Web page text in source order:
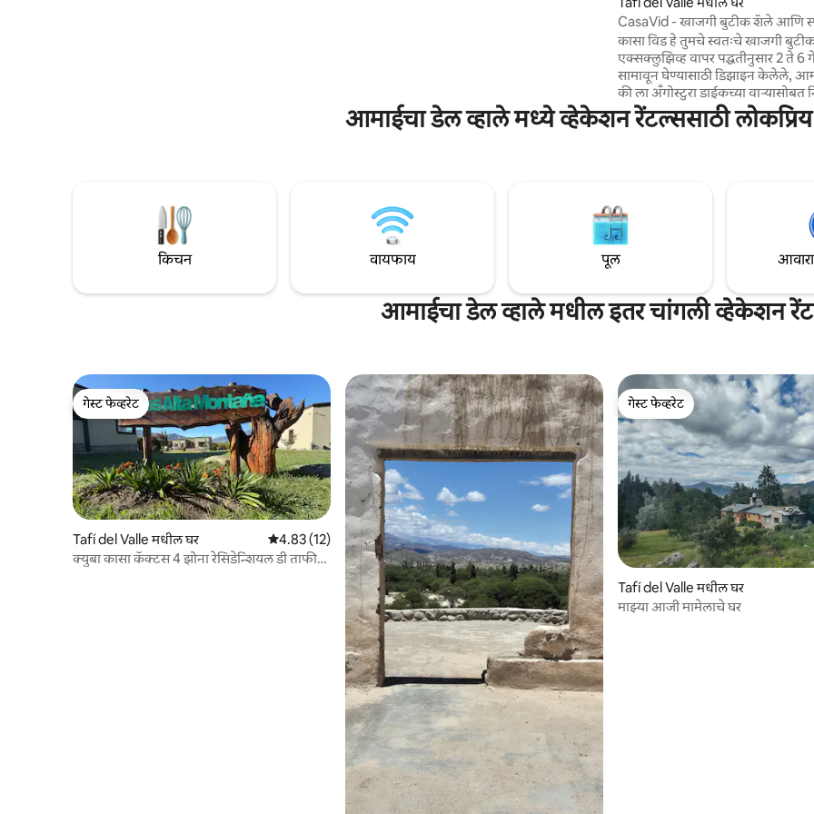
CasaVid - खाजगी बुटीक शॅले आणि
360view
कासा विड हे तुमचे स्वतःचे खाजगी
एक्सक्लुझिव्ह वापर पद्धतीनुसार 2 ते 6
सामावून घेण्यासाठी डिझाइन केलेले,
की ला अँगोस्टुरा डाईकच्या वाऱ्यासोबत
शांततापूर्ण सहवास असेल. आमच्या ड्राय
दिवस संपवण्याची, व्हर्लपूलमध्ये डुबकी
आमाईचा डेल व्हाले मध्ये व्हेकेशन रेंटल्ससाठी
किचन वायफाय पूल
आमाईचा डेल व्हाले मधील इतर चांगली व्हेकेशन
गेस्ट फेव्हरेट
गेस्ट फेव्हरेट
Tafí del Valle मधील घर 5 पैकी 4.83 सरासरी रेटिंग, 12 रिव्ह्यूज
4.83 (12)
क्युबा कासा कॅक्टस 4 झोना रेसिडेन्शियल डी ताफी
गेस्ट फेव्हरेट
गेस्ट फेव्हरेट
Tafí del Valle मधील घर
माझ्या आजी मामेलाचे घर